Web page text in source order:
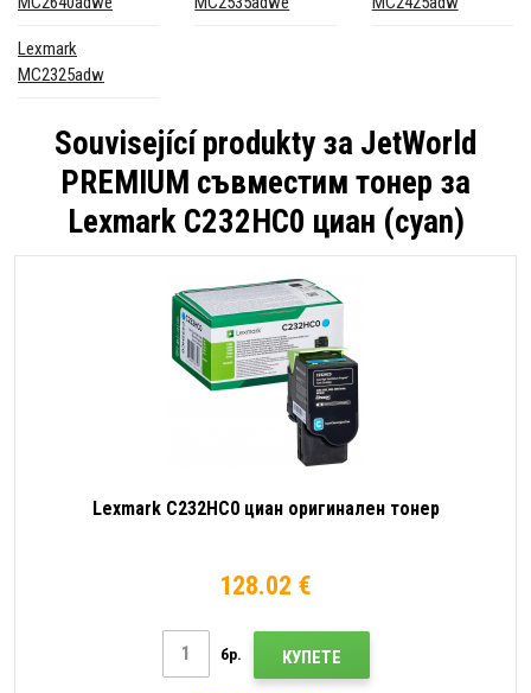
Lexmark
MC2325adw
Související produkty за JetWorld
PREMIUM съвместим тонер за
Lexmark C232HC0 циан (cyan)
Lexmark C232HC0 циан оригинален тонер
128.02 €
бр. КУПЕТЕ